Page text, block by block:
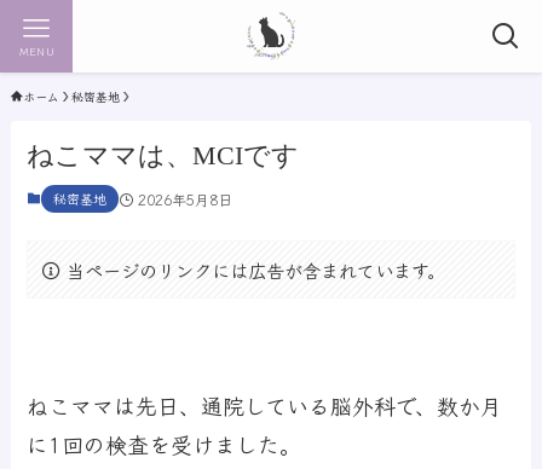
MENU
ホーム 秘密基地
ねこママは、MCIです
秘密基地 2026年5月8日
当ページのリンクには広告が含まれています。
ねこママは先日、通院している脳外科で、数か月
に1回の検査を受けました。